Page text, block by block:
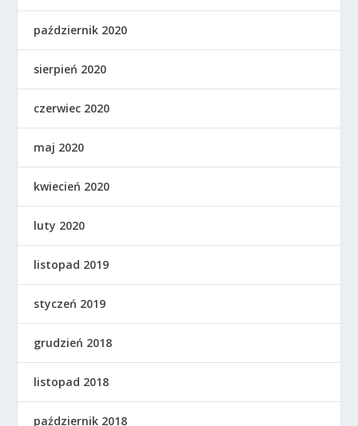
październik 2020
sierpień 2020
czerwiec 2020
maj 2020
kwiecień 2020
luty 2020
listopad 2019
styczeń 2019
grudzień 2018
listopad 2018
październik 2018